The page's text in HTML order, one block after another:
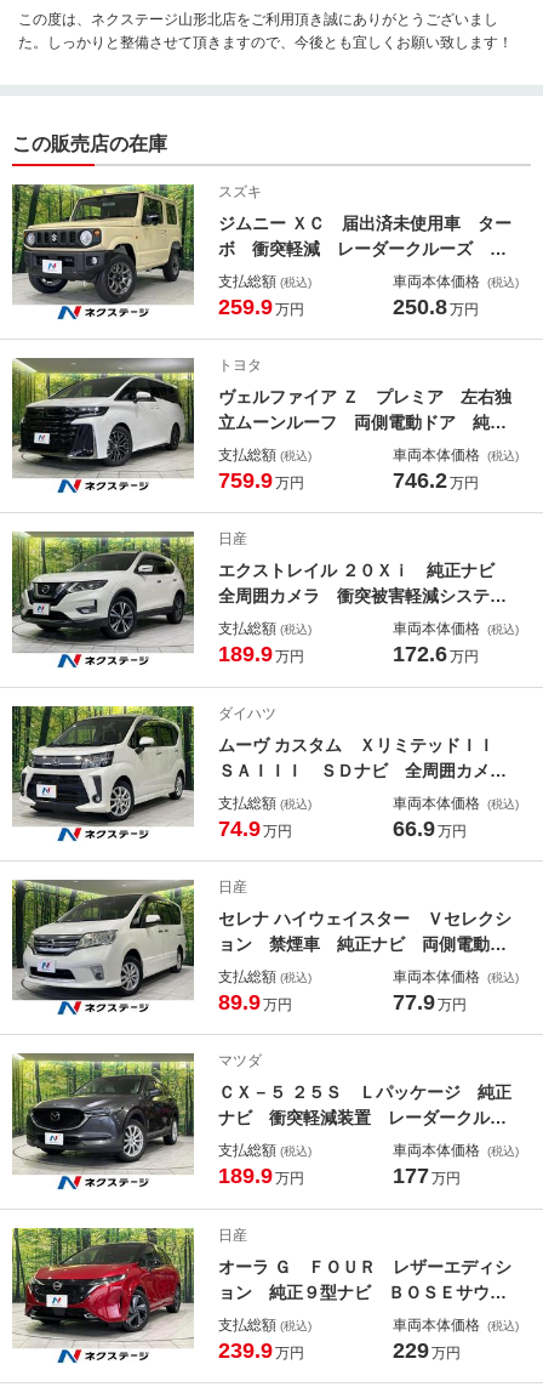
この度は、ネクステージ山形北店をご利用頂き誠にありがとうございまし
た。しっかりと整備させて頂きますので、今後とも宜しくお願い致します！
この販売店の在庫
スズキ
ジムニー ＸＣ 届出済未使用車 ター
ボ 衝突軽減 レーダークルーズ シ
ートヒーター スマートキー ＬＥＤ
ヘッド フォグランプ オートエアコ
支払総額 (税込)
259.9万円
車両本体価格 (税込)
250.8万円
トヨタ
ヴェルファイア Ｚ プレミア 左右独
立ムーンルーフ 両側電動ドア 純正
１４型ナビ ユニバーサルステップ
全周囲カメラ 衝突軽減装置 前席中
ト 純正１９インチＡＷ
支払総額 (税込)
759.9万円
車両本体価格 (税込)
746.2万円
日産
エクストレイル ２０Ｘｉ 純正ナビ
全周囲カメラ 衝突被害軽減システ
ム プロパイロット 禁煙車 電動リ
アゲート 撥水シート ドラレコ コ
ルミ
支払総額 (税込)
189.9万円
車両本体価格 (税込)
172.6万円
ダイハツ
ムーヴ カスタム ＸリミテッドＩＩ
ＳＡＩＩＩ ＳＤナビ 全周囲カメ
ラ 衝突軽減 禁煙車 ドラレコ Ｌ
ＥＤヘッド シートヒーター 車線逸
ｔｈ ＣＤ ＤＶＤ再生 フルセグ
支払総額 (税込)
74.9万円
車両本体価格 (税込)
66.9万円
日産
セレナ ハイウェイスター Ｖセレクシ
ョン 禁煙車 純正ナビ 両側電動ド
ア バックカメラ 禁煙車 ドラレ
コ ＥＴＣ Ｂｌｕｅｔｏｏｔｈ ク
生 純正１５インチＡＷ
支払総額 (税込)
89.9万円
車両本体価格 (税込)
77.9万円
マツダ
ＣＸ－５ ２５Ｓ Ｌパッケージ 純正
ナビ 衝突軽減装置 レーダークルー
ズ 禁煙車 電動リアゲート バック
カメラ レザーシート パワーシー
インチアルミ シートヒーター
支払総額 (税込)
189.9万円
車両本体価格 (税込)
177万円
日産
オーラ Ｇ ＦＯＵＲ レザーエディシ
ョン 純正９型ナビ ＢＯＳＥサウン
ド 全周囲カメラ プロパイロット
衝突被害軽減 禁煙車 レザーシー
支払総額 (税込)
239.9万円
車両本体価格 (税込)
229万円